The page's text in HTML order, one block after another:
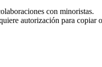
con minoristas.
autorización para copiar